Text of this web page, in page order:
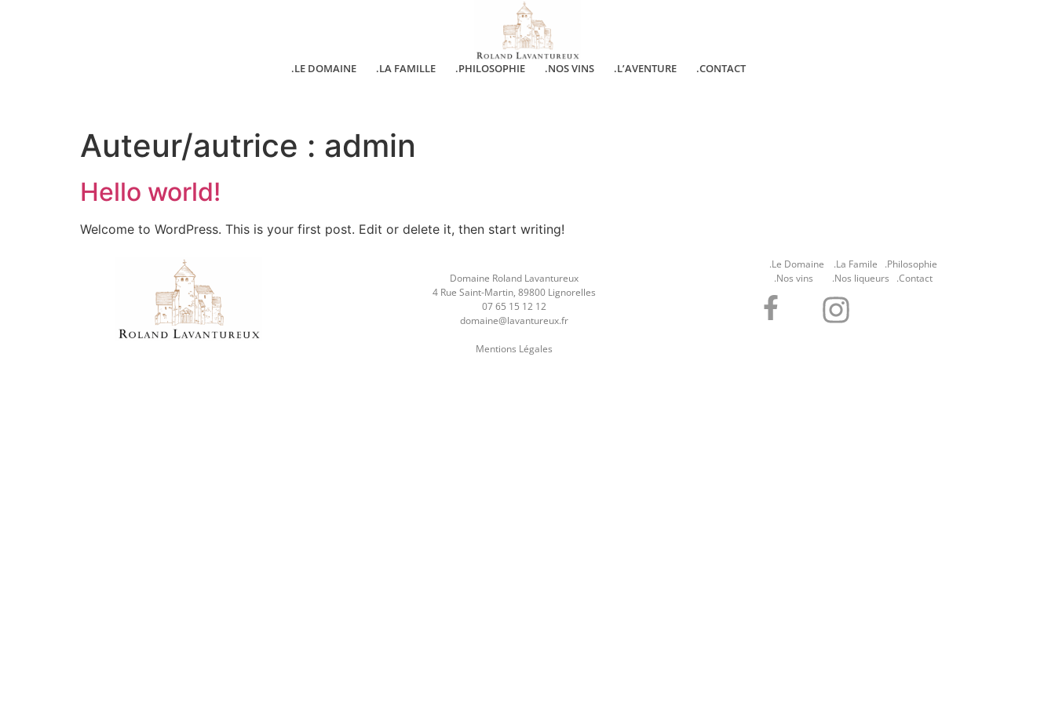
.LE DOMAINE .LA FAMILLE .PHILOSOPHIE .NOS VINS .L’AVENTURE .CONTACT
Auteur/autrice : admin
Hello world!
Welcome to WordPress. This is your first post. Edit or delete it, then start writing!
Domaine Roland Lavantureux
4 Rue Saint-Martin, 89800 Lignorelles
07 65 15 12 12
domaine@lavantureux.fr
Mentions Légales
.Le Domaine .La Famile
.Philosophie
.Nos vins
.Nos liqueurs .Contact